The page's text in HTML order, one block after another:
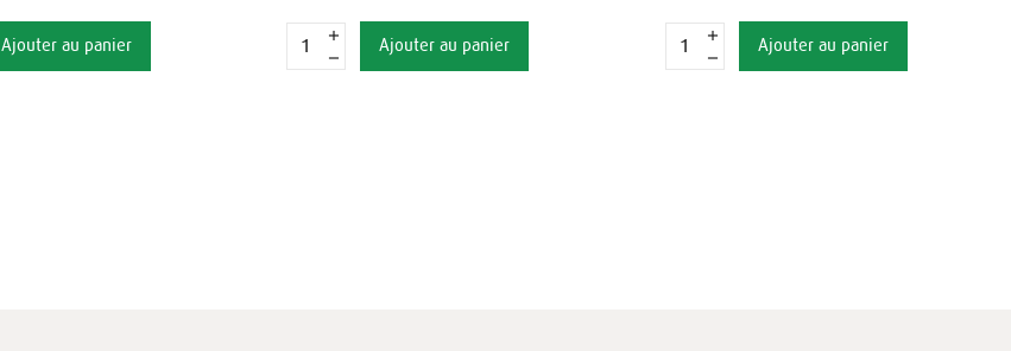
Ajouter au panier Ajouter au panier Ajouter au panier